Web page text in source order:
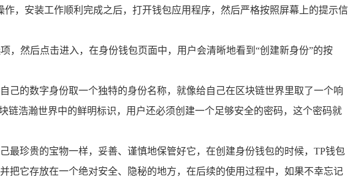
，安装工作顺利完成之后，打开钱包应用程序，然后严格按照屏幕上的提示信
，然后点击进入，在身份钱包页面中，用户会清晰地看到“创建新身份”的按
己的数字身份取一个独特的身份名称，就像给自己在区块链世界里取了一个响
链浩瀚世界中的鲜明标识，用户还必须创建一个足够安全的密码，这个密码就
最珍贵的宝物一样，妥善、谨慎地保管好它，在创建身份钱包的时候，TP钱包
把它存放在一个绝对安全、隐秘的地方，在后续的使用过程中，如果不幸忘记